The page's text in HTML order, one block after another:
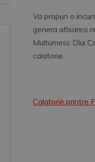
Va propun o
genera afisarea
Multumesc Dlui
calatorie.
Calatorie printre